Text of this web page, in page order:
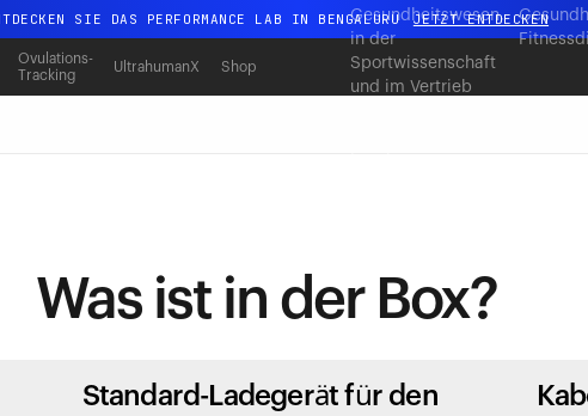
SIE DAS PERFORMANCE LAB IN BENGALURU JETZT ENTDECKEN
Ganz neues Ultrahuman-Erlebnis. Demnächst.
SIE DAS PERFORMANCE LAB IN BENGALURU JETZT ENTDECKEN
Ovulations-
Tracking
UltrahumanX Shop
Gesundheitswesen,
in der
Sportwissenschaft
und im Vertrieb
Was ist in der Box?
Standard-Ladegerät für den